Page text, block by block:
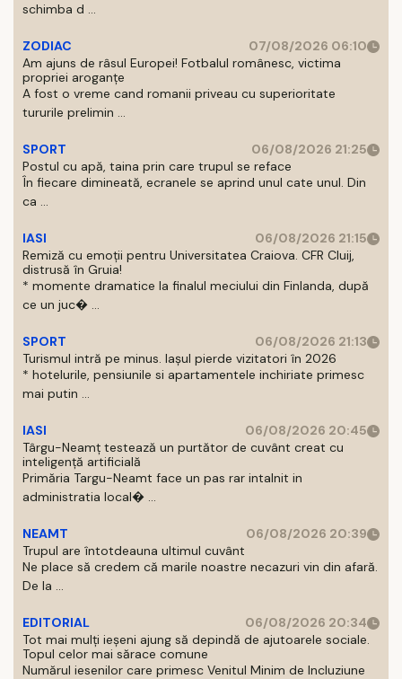
schimba d ...
ZODIAC
07/08/2026 06:10
Am ajuns de râsul Europei! Fotbalul românesc, victima
propriei aroganțe
A fost o vreme cand romanii priveau cu superioritate
tururile prelimin ...
SPORT
06/08/2026 21:25
Postul cu apă, taina prin care trupul se reface
În fiecare dimineată, ecranele se aprind unul cate unul. Din
ca ...
IASI
06/08/2026 21:15
Remiză cu emoții pentru Universitatea Craiova. CFR Cluij,
distrusă în Gruia!
* momente dramatice la finalul meciului din Finlanda, după
ce un juc� ...
SPORT
06/08/2026 21:13
Turismul intră pe minus. Iașul pierde vizitatori în 2026
* hotelurile, pensiunile si apartamentele inchiriate primesc
mai putin ...
IASI
06/08/2026 20:45
Târgu-Neamț testează un purtător de cuvânt creat cu
inteligență artificială
Primăria Targu-Neamt face un pas rar intalnit in
administratia local� ...
NEAMT
06/08/2026 20:39
Trupul are întotdeauna ultimul cuvânt
Ne place să credem că marile noastre necazuri vin din afară.
De la ...
EDITORIAL
06/08/2026 20:34
Tot mai mulți ieșeni ajung să depindă de ajutoarele sociale.
Topul celor mai sărace comune
Numărul iesenilor care primesc Venitul Minim de Incluziune